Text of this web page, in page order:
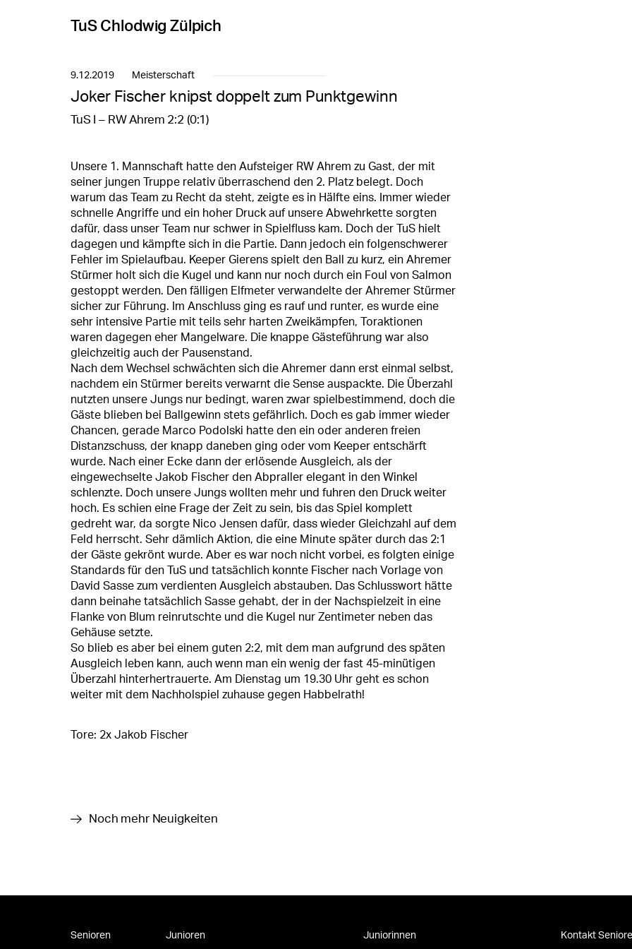
TuS Chlodwig Zülpich
9.12.2019 Meisterschaft
Joker Fischer knipst doppelt zum Punktgewinn
TuS I – RW Ahrem 2:2 (0:1)
Unsere 1. Mannschaft hatte den Aufsteiger RW Ahrem zu Gast, der mit
seiner jungen Truppe relativ überraschend den 2. Platz belegt. Doch
warum das Team zu Recht da steht, zeigte es in Hälfte eins. Immer wieder
schnelle Angriffe und ein hoher Druck auf unsere Abwehrkette sorgten
dafür, dass unser Team nur schwer in Spielfluss kam. Doch der TuS hielt
dagegen und kämpfte sich in die Partie. Dann jedoch ein folgenschwerer
Fehler im Spielaufbau. Keeper Gierens spielt den Ball zu kurz, ein Ahremer
Stürmer holt sich die Kugel und kann nur noch durch ein Foul von Salmon
gestoppt werden. Den fälligen Elfmeter verwandelte der Ahremer Stürmer
sicher zur Führung. Im Anschluss ging es rauf und runter, es wurde eine
sehr intensive Partie mit teils sehr harten Zweikämpfen, Toraktionen
waren dagegen eher Mangelware. Die knappe Gästeführung war also
gleichzeitig auch der Pausenstand.
Nach dem Wechsel schwächten sich die Ahremer dann erst einmal selbst,
nachdem ein Stürmer bereits verwarnt die Sense auspackte. Die Überzahl
nutzten unsere Jungs nur bedingt, waren zwar spielbestimmend, doch die
Gäste blieben bei Ballgewinn stets gefährlich. Doch es gab immer wieder
Chancen, gerade Marco Podolski hatte den ein oder anderen freien
Distanzschuss, der knapp daneben ging oder vom Keeper entschärft
wurde. Nach einer Ecke dann der erlösende Ausgleich, als der
eingewechselte Jakob Fischer den Abpraller elegant in den Winkel
schlenzte. Doch unsere Jungs wollten mehr und fuhren den Druck weiter
hoch. Es schien eine Frage der Zeit zu sein, bis das Spiel komplett
gedreht war, da sorgte Nico Jensen dafür, dass wieder Gleichzahl auf dem
Feld herrscht. Sehr dämlich Aktion, die eine Minute später durch das 2:1
der Gäste gekrönt wurde. Aber es war noch nicht vorbei, es folgten einige
Standards für den TuS und tatsächlich konnte Fischer nach Vorlage von
David Sasse zum verdienten Ausgleich abstauben. Das Schlusswort hätte
dann beinahe tatsächlich Sasse gehabt, der in der Nachspielzeit in eine
Flanke von Blum reinrutschte und die Kugel nur Zentimeter neben das
Gehäuse setzte.
So blieb es aber bei einem guten 2:2, mit dem man aufgrund des späten
Ausgleich leben kann, auch wenn man ein wenig der fast 45-minütigen
Überzahl hinterhertrauerte. Am Dienstag um 19.30 Uhr geht es schon
weiter mit dem Nachholspiel zuhause gegen Habbelrath!
Tore: 2x Jakob Fischer
Noch mehr Neuigkeiten
Senioren Junioren Juniorinnen Kontakt